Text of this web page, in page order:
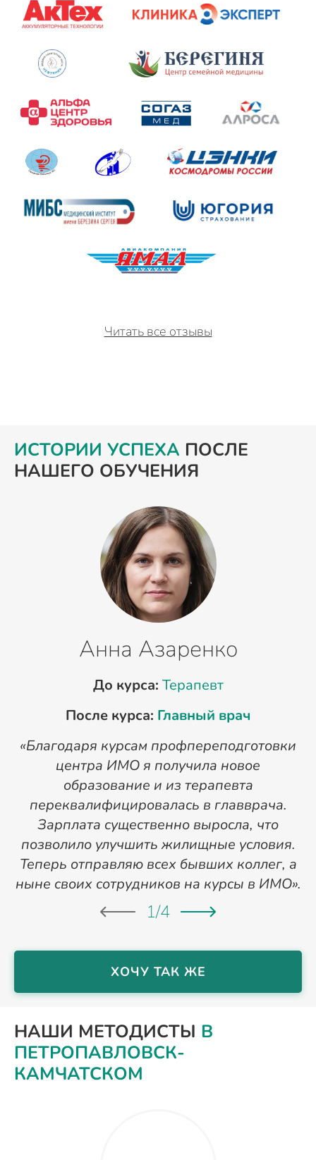
Читать все отзывы
ИСТОРИИ УСПЕХА ПОСЛЕ
НАШЕГО ОБУЧЕНИЯ
Анна Азаренко
До курса: Терапевт
После курса: Главный врач
«Благодаря курсам профпереподготовки
центра ИМО я получила новое
образование и из терапевта
переквалифицировалась в главврача.
Зарплата существенно выросла, что
позволило улучшить жилищные условия.
Теперь отправляю всех бывших коллег, а
ныне своих сотрудников на курсы в ИМО».
1/4
ХОЧУ ТАК ЖЕ
НАШИ МЕТОДИСТЫ В
ПЕТРОПАВЛОВСК-
КАМЧАТСКОМ